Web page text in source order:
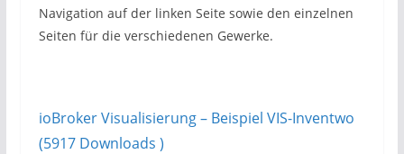
Navigation auf der linken Seite sowie den einzelnen
Seiten für die verschiedenen Gewerke.
ioBroker Visualisierung – Beispiel VIS-Inventwo
(5917 Downloads )